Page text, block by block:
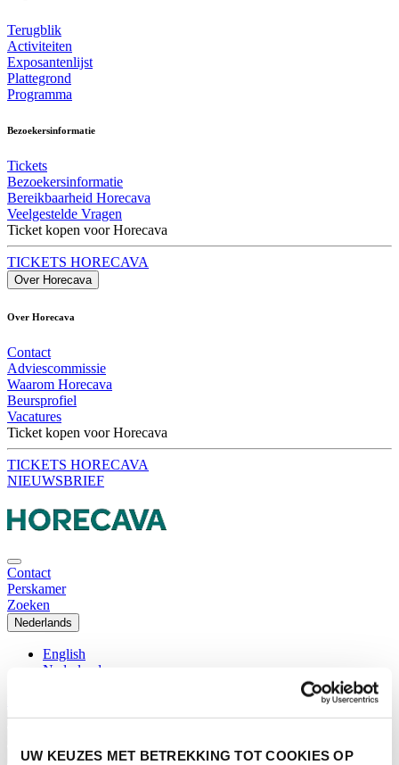
UW KEUZES MET BETREKKING TOT COOKIES OP
Terugblik
Activiteiten
Exposantenlijst
Plattegrond
Programma
Bezoekersinformatie
Tickets
Bezoekersinformatie
Bereikbaarheid Horecava
Veelgestelde Vragen
Ticket kopen voor Horecava
TICKETS HORECAVA
Over Horecava
Over Horecava
Contact
Adviescommissie
Waarom Horecava
Beursprofiel
Vacatures
Ticket kopen voor Horecava
TICKETS HORECAVA
NIEUWSBRIEF
Contact
Perskamer
Zoeken
Nederlands
English
Nederlands
Nieuws
Adverteren